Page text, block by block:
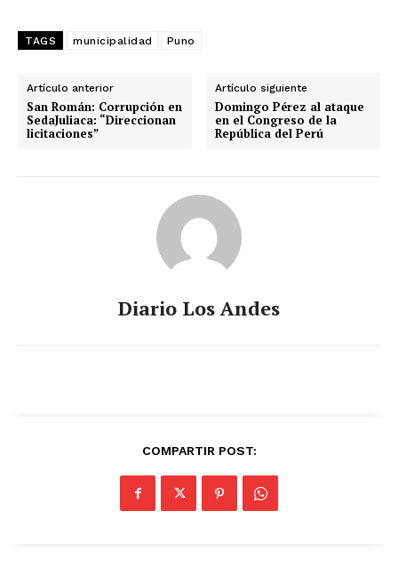
TAGS municipalidad Puno
Artículo anterior
San Román: Corrupción en
SedaJuliaca: “Direccionan
licitaciones”
Artículo siguiente
Domingo Pérez al ataque
en el Congreso de la
República del Perú
Diario Los Andes
COMPARTIR POST: